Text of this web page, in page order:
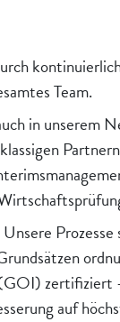
Team.
in unserem
Prozesse
zertifiziert
auf